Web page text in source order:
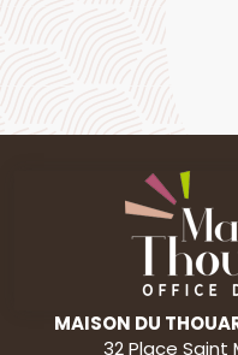
MAISON DU
32 Place Saint